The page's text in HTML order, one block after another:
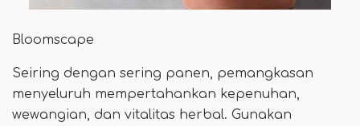
Bloomscape
Seiring dengan sering panen, pemangkasan
menyeluruh mempertahankan kepenuhan,
wewangian, dan vitalitas herbal. Gunakan